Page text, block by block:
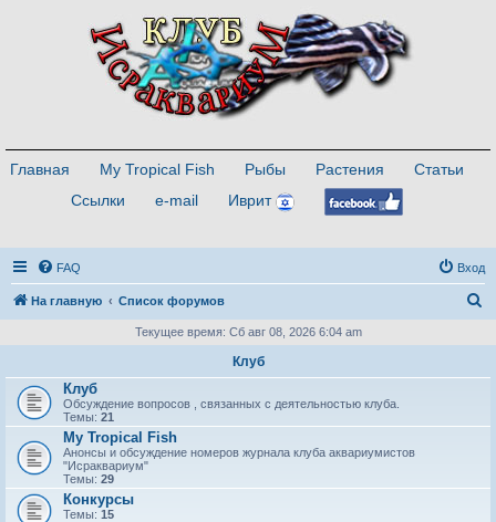
Главная My Tropical Fish Рыбы Растения
Статьи
Ссылки
e-mail Иврит
FAQ Вход
На главную Список форумов
с
Текущее время: Сб авг 08, 2026 6:04 am
Клуб
Клуб
Обсуждение вопросов , связанных с деятельностью клуба.
Темы: 21
My Tropical Fish
Анонсы и обсуждение номеров журнала клуба аквариумистов
"Исраквариум"
Темы: 29
Конкурсы
Темы: 15